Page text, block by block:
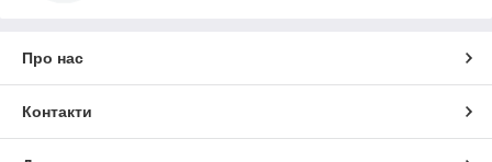
Про нас
Контакти